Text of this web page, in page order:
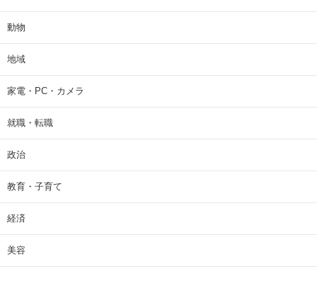
動物
地域
家電・PC・カメラ
就職・転職
政治
教育・子育て
経済
美容